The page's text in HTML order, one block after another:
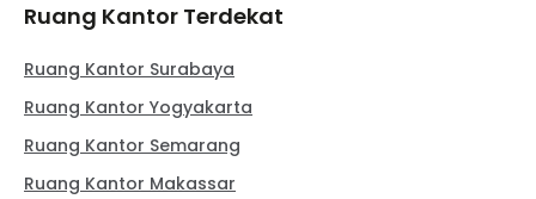
Ruang Kantor Terdekat
Ruang Kantor Surabaya
Ruang Kantor Yogyakarta
Ruang Kantor Semarang
Ruang Kantor Makassar